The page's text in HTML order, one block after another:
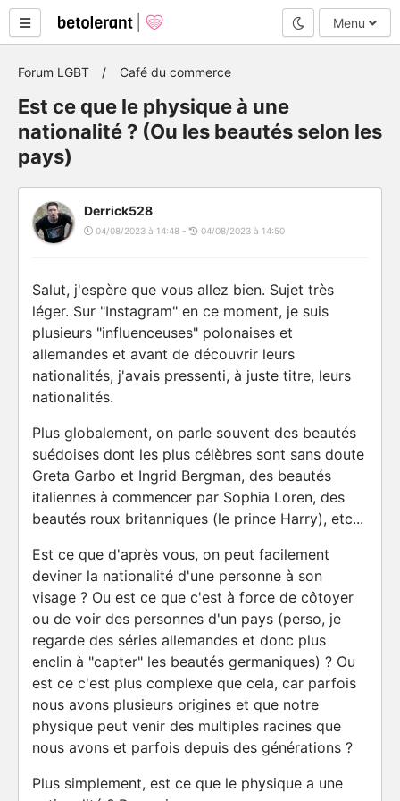
Mode nuit
Menu
Forum LGBT Café du commerce
Est ce que le physique à une
nationalité ? (Ou les beautés selon les
pays)
Derrick528
04/08/2023 à 14:48 - 04/08/2023 à 14:50
Salut, j'espère que vous allez bien. Sujet très
léger. Sur "Instagram" en ce moment, je suis
plusieurs "influenceuses" polonaises et
allemandes et avant de découvrir leurs
nationalités, j'avais pressenti, à juste titre, leurs
nationalités.
Plus globalement, on parle souvent des beautés
suédoises dont les plus célèbres sont sans doute
Greta Garbo et Ingrid Bergman, des beautés
italiennes à commencer par Sophia Loren, des
beautés roux britanniques (le prince Harry), etc...
Est ce que d'après vous, on peut facilement
deviner la nationalité d'une personne à son
visage ? Ou est ce que c'est à force de côtoyer
ou de voir des personnes d'un pays (perso, je
regarde des séries allemandes et donc plus
enclin à "capter" les beautés germaniques) ? Ou
est ce c'est plus complexe que cela, car parfois
nous avons plusieurs origines et que notre
physique peut venir des multiples racines que
nous avons et parfois depuis des générations ?
Plus simplement, est ce que le physique a une